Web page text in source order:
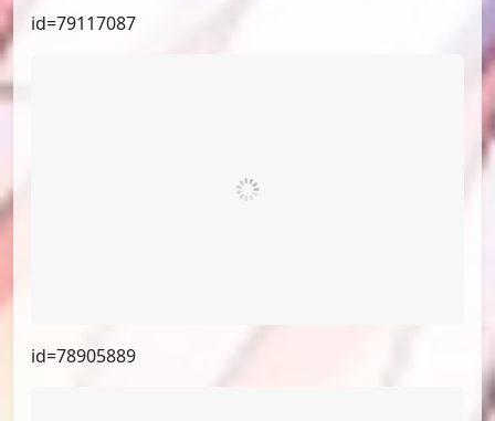
id=79117087